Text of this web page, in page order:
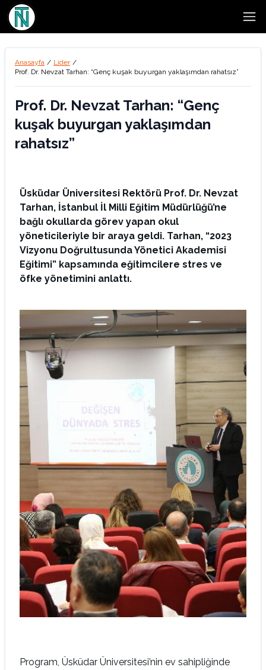
Anasayfa / Lider /
Prof. Dr. Nevzat Tarhan: “Genç kuşak buyurgan yaklaşımdan rahatsız”
Prof. Dr. Nevzat Tarhan: “Genç
kuşak buyurgan yaklaşımdan
rahatsız”
Üsküdar Üniversitesi Rektörü Prof. Dr. Nevzat
Tarhan, İstanbul İl Milli Eğitim Müdürlüğü’ne
bağlı okullarda görev yapan okul
yöneticileriyle bir araya geldi. Tarhan, “2023
Vizyonu Doğrultusunda Yönetici Akademisi
Eğitimi” kapsamında eğitimcilere stres ve
öfke yönetimini anlattı.
Program, Üsküdar Üniversitesi’nin ev sahipliğinde